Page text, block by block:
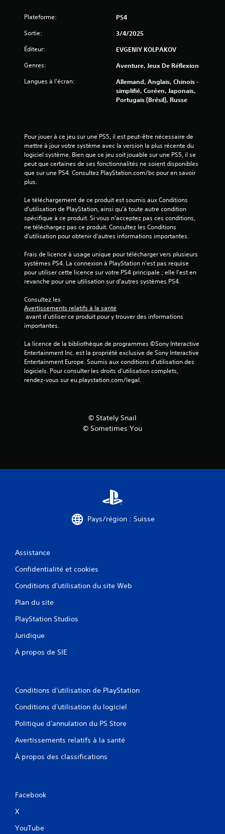
s
s
5
(
1
0
a
v
s
Plateforme: PS4
Sortie: 3/4/2025
Éditeur: EVGENIY KOLPAKOV
Genres: Aventure, Jeux De Réflexion
Langues à l'écran:
Allemand, Anglais, Chinois -
simplifié, Coréen, Japonais,
Portugais (Brésil), Russe
Pour jouer à ce jeu sur une PS5, il est peut-être nécessaire de
mettre à jour votre système avec la version la plus récente du
logiciel système. Bien que ce jeu soit jouable sur une PS5, il se
peut que certaines de ses fonctionnalités ne soient disponibles
que sur une PS4. Consultez PlayStation.com/bc pour en savoir
plus.
Le téléchargement de ce produit est soumis aux Conditions
d'utilisation de PlayStation, ainsi qu'à toute autre condition
spécifique à ce produit. Si vous n'acceptez pas ces conditions,
ne téléchargez pas ce produit. Consultez les Conditions
d'utilisation pour obtenir d'autres informations importantes.
Frais de licence à usage unique pour télécharger vers plusieurs
systèmes PS4. La connexion à PlayStation n'est pas requise
pour utiliser cette licence sur votre PS4 principale ; elle l'est en
revanche pour une utilisation sur d'autres systèmes PS4.
Consultez les
Avertissements relatifs à la santé
importantes.
La licence de la bibliothèque de programmes ©Sony Interactive
Entertainment Inc. est la propriété exclusive de Sony Interactive
Entertainment Europe. Soumis aux conditions d’utilisation des
logiciels. Pour consulter les droits d’utilisation complets,
rendez-vous sur eu.playstation.com/legal.
© Stately Snail
© Sometimes You
Pays/région : Suisse
Assistance
Confidentialité et cookies
Conditions d'utilisation du site Web
Plan du site
PlayStation Studios
Juridique
À propos de SIE
Conditions d'utilisation de PlayStation
Conditions d'utilisation du logiciel
Politique d'annulation du PS Store
Avertissements relatifs à la santé
À propos des classifications
Facebook
X
YouTube